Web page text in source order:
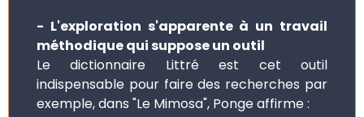
- L'exploration s'apparente à un travail
méthodique qui suppose un outil
Le dictionnaire Littré est cet outil
indispensable pour faire des recherches par
exemple, dans "Le Mimosa", Ponge affirme :